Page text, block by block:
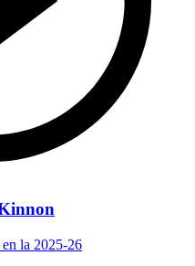
la 2025-26